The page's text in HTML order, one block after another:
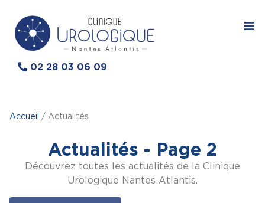
02 28 03 06 09
Accueil / Actualités
Actualités - Page 2
Découvrez toutes les actualités de la Clinique
Urologique Nantes Atlantis.